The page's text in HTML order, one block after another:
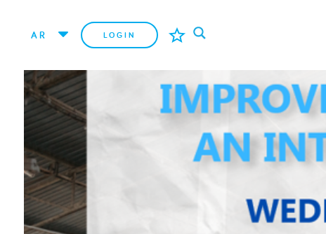
LOGIN
AR